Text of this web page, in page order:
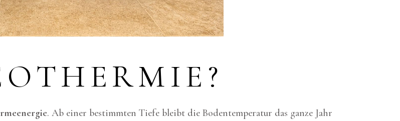
. Ab einer bestimmten Tiefe bleibt die Bodentemperatur das ganze Jahr